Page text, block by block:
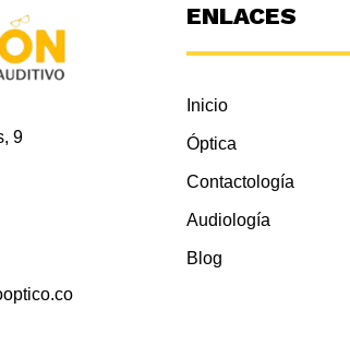
9
ENLACES
Inicio
Óptica
Contactología
Audiología
Blog